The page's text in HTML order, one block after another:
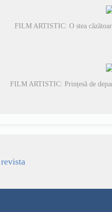
FILM ARTISTIC: O stea
FILM ARTISTIC: Prințesă de